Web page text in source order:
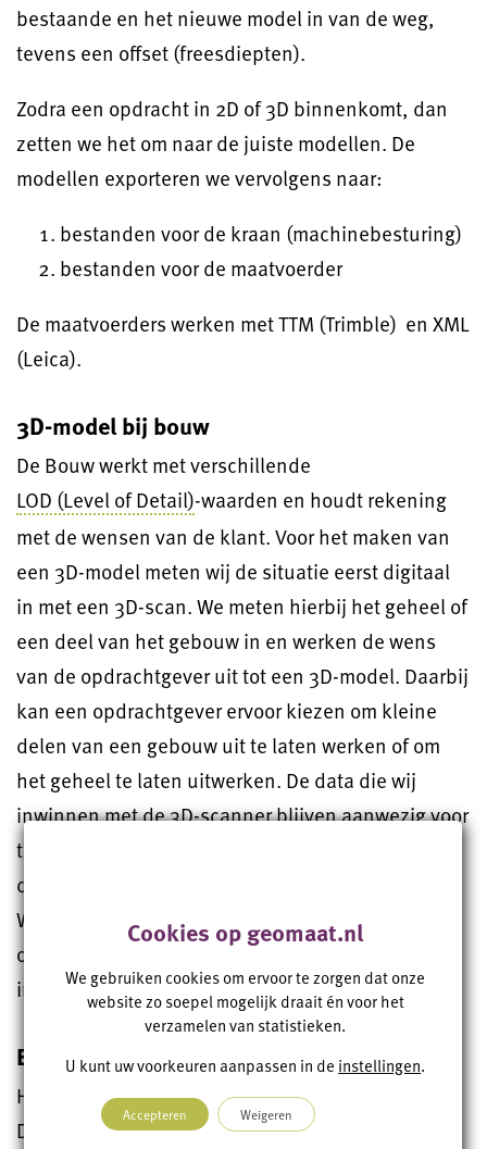
bestaande en het nieuwe model in van de weg,
tevens een offset (freesdiepten).
Zodra een opdracht in 2D of 3D binnenkomt, dan
zetten we het om naar de juiste modellen. De
modellen exporteren we vervolgens naar:
bestanden voor de kraan (machinebesturing)
bestanden voor de maatvoerder
De maatvoerders werken met TTM (Trimble) en XML
(Leica).
3D-model bij bouw
De Bouw werkt met verschillende
LOD (Level of Detail)-waarden en houdt rekening
met de wensen van de klant. Voor het maken van
een 3D-model meten wij de situatie eerst digitaal
in met een 3D-scan. We meten hierbij het geheel of
een deel van het gebouw in en werken de wens
van de opdrachtgever uit tot een 3D-model. Daarbij
kan een opdrachtgever ervoor kiezen om kleine
delen van een gebouw uit te laten werken of om
het geheel te laten uitwerken. De data die wij
inwinnen met de 3D-scanner blijven aanwezig voor
toekomstige doeleinden, mocht hier later nog een
deel van moeten worden uitgewerkt tot 3D-model.
Wij kijken hierbij naar de vraag van de
opdrachtgever en hoe wij hier zo goed mogelijk
invulling aan kunnen geven.
Bouw (BIM) – gebruik van software
Hierbij kan het 3D-model onderdeel zijn van BIM.
De volgende software gebruiken wij hiervoor:
Cookies op geomaat.nl
We gebruiken cookies om ervoor te zorgen dat onze
website zo soepel mogelijk draait én voor het
verzamelen van statistieken.
U kunt uw voorkeuren aanpassen in de instellingen.
Accepteren Weigeren